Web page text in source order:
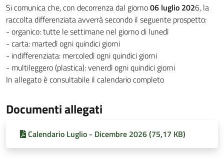
Si comunica che, con decorrenza dal giorno06 luglio 2026, la
raccolta differenziata avverrà secondo il seguente prospetto:
- organico: tutte le settimane nel giorno di lunedì
- carta: martedì ogni quindici giorni
- indifferenziata: mercoledì ogni quindici giorni
- multileggero (plastica): venerdì ogni quindici giorni
In allegato è consultabile il calendario completo
Documenti allegati
Calendario Luglio - Dicembre 2026 (75,17 KB)